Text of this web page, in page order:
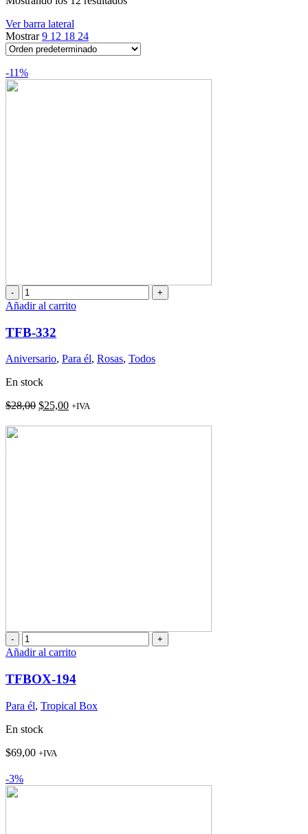
Ver barra lateral
Mostrar9 12 18 24
-11%
TFB-
332
Añadir al carrito
TFB-332
Aniversario, Para él, Rosas, Todos
En stock
$28,00 El
original
$25,00El
actual
+IVA
TFBOX-
194
Añadir al carrito
TFBOX-194
Para él, Tropical Box
En stock
$69,00 +IVA
-3%